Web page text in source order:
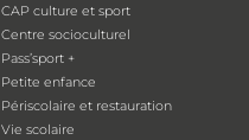
CAP culture et sport
Centre socioculturel
Pass’sport +
Petite enfance
Périscolaire et restauration
Vie scolaire